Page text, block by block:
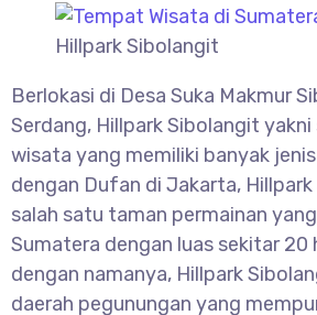
Hillpark Sibolangit
Berlokasi di Desa Suka Makmur
Serdang, Hillpark Sibolangit
wisata yang memiliki banyak
dengan Dufan di Jakarta,
salah satu taman permainan
Sumatera dengan luas sekitar 20
dengan namanya, Hillpark
daerah pegunungan yang